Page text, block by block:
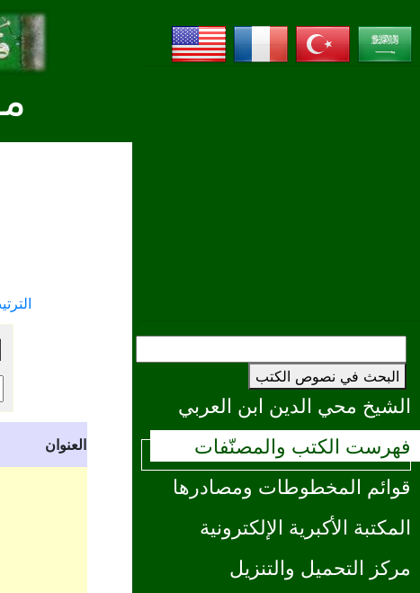
البحث في نصوص الكتب
الشيخ محي الدين ابن العربي
فهرست الكتب والمصنّفات
قوائم المخطوطات ومصادرها
المكتبة الأكبرية الإلكترونية
مركز التحميل والتنزيل
العنوان